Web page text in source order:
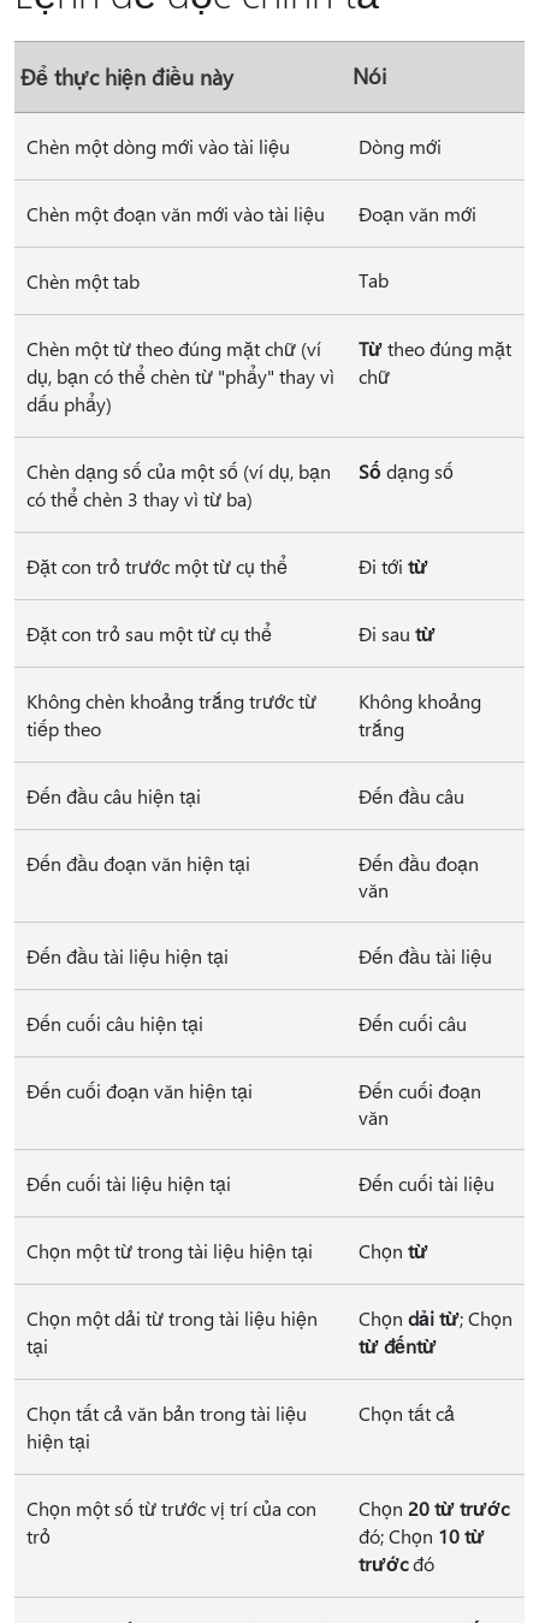
Để thực hiện điều này Nói
Chèn một dòng mới vào tài liệu Dòng mới
Chèn một đoạn văn mới vào tài liệu Đoạn văn mới
Chèn một tab Tab
Chèn một từ theo đúng mặt chữ (ví
dụ, bạn có thể chèn từ "phẩy" thay vì
dấu phẩy)
Từtheo đúng mặt
chữ
Chèn dạng số của một số (ví dụ, bạn
có thể chèn 3 thay vì từ ba)
Số dạng số
Đặt con trỏ trước một từ cụ thể Đi tới từ
Đặt con trỏ sau một từ cụ thể Đi sau từ
Không chèn khoảng trắng trước từ
tiếp theo
Không khoảng
trắng
Đến đầu câu hiện tại Đến đầu câu
Đến đầu đoạn văn hiện tại
Đến đầu đoạn
văn
Đến đầu tài liệu hiện tại Đến đầu tài liệu
Đến cuối câu hiện tại Đến cuối câu
Đến cuối đoạn văn hiện tại
Đến cuối đoạn
văn
Đến cuối tài liệu hiện tại Đến cuối tài liệu
Chọn một từ trong tài liệu hiện tại Chọn từ
Chọn một dải từ trong tài liệu hiện
tại
Chọn dải từ; Chọn
từ đếntừ
Chọn tất cả văn bản trong tài liệu
hiện tại
Chọn tất cả
Chọn một số từ trước vị trí của con
trỏ
Chọn 20 từ trước
đó; Chọn 10 từ
trướcđó